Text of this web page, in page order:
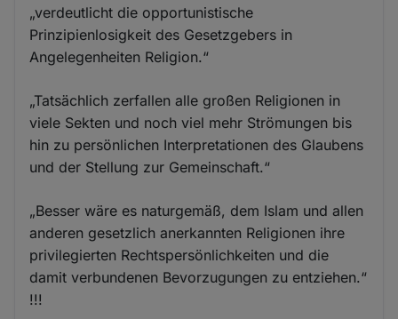
„verdeutlicht die opportunistische
Prinzipienlosigkeit des Gesetzgebers in
Angelegenheiten Religion.“
„Tatsächlich zerfallen alle großen Religionen in
viele Sekten und noch viel mehr Strömungen bis
hin zu persönlichen Interpretationen des Glaubens
und der Stellung zur Gemeinschaft.“
„Besser wäre es naturgemäß, dem Islam und allen
anderen gesetzlich anerkannten Religionen ihre
privilegierten Rechtspersönlichkeiten und die
damit verbundenen Bevorzugungen zu entziehen.“
!!!